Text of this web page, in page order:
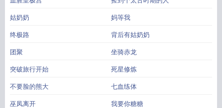
姑奶奶 妈等我
终极路 背后有姑奶奶
团聚 坐骑赤龙
突破旅行开始 死星修炼
不要脸的熊大 七血练体
巫凤离开 我要你糖糖